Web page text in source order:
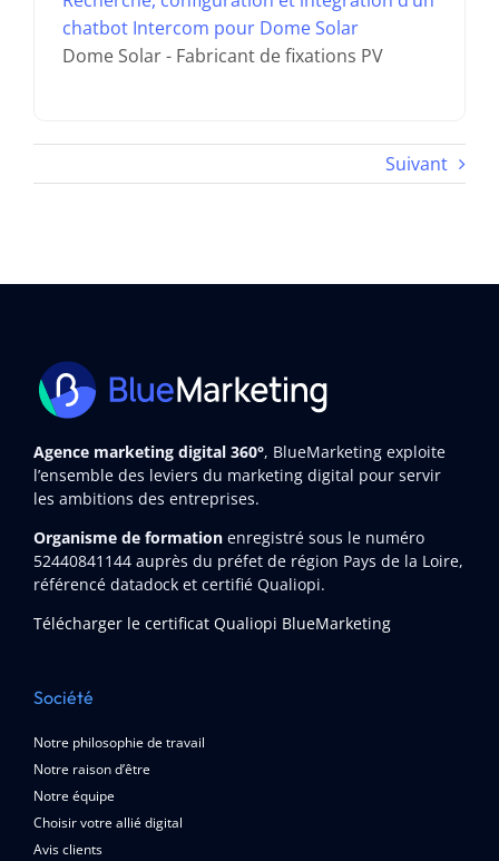
chatbot Intercom pour Dome Solar
Dome Solar - Fabricant de fixations PV
Suivant
Agence marketing digital 360°, BlueMarketing exploite
l’ensemble des leviers du marketing digital pour servir
les ambitions des entreprises.
Organisme de formation enregistré sous le numéro
52440841144auprès du préfet de région Pays de la Loire,
référencé datadock et certifié Qualiopi.
Télécharger le certificat Qualiopi BlueMarketing
Société
Notre philosophie de travail
Notre raison d’être
Notre équipe
Choisir votre allié digital
Avis clients